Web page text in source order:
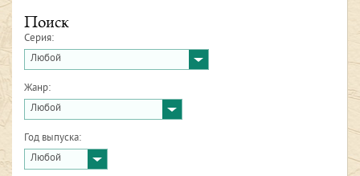
Поиск
Серия:
Любой
Жанр:
Любой
Год выпуска:
Любой